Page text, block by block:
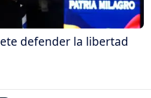
defender la libertad